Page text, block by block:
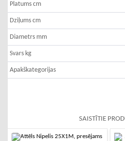
Platums cm
Dziļums cm
Diametrs mm
Svars kg
Apakškategorijas
SAISTĪTIE